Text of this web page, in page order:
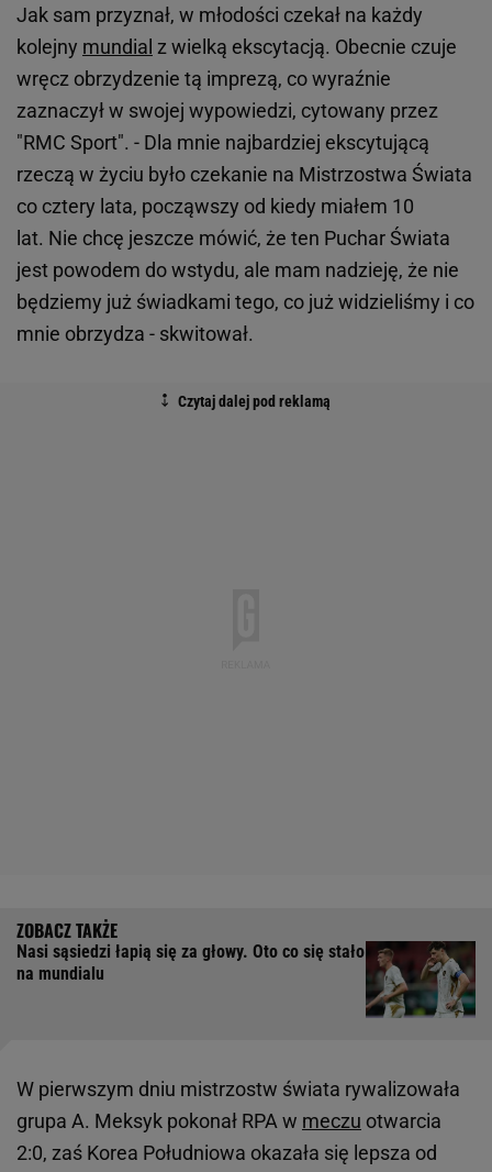
Jak sam przyznał, w młodości czekał na każdy
kolejny mundial z wielką ekscytacją. Obecnie czuje
wręcz obrzydzenie tą imprezą, co wyraźnie
zaznaczył w swojej wypowiedzi, cytowany przez
"RMC Sport". - Dla mnie najbardziej ekscytującą
rzeczą w życiu było czekanie na Mistrzostwa Świata
co cztery lata, począwszy od kiedy miałem 10
lat. Nie chcę jeszcze mówić, że ten Puchar Świata
jest powodem do wstydu, ale mam nadzieję, że nie
będziemy już świadkami tego, co już widzieliśmy i co
mnie obrzydza - skwitował.
Nasi sąsiedzi łapią się za głowy. Oto co się stało
na mundialu
W pierwszym dniu mistrzostw świata rywalizowała
grupa A. Meksyk pokonał RPA w meczu otwarcia
2:0, zaś Korea Południowa okazała się lepsza od